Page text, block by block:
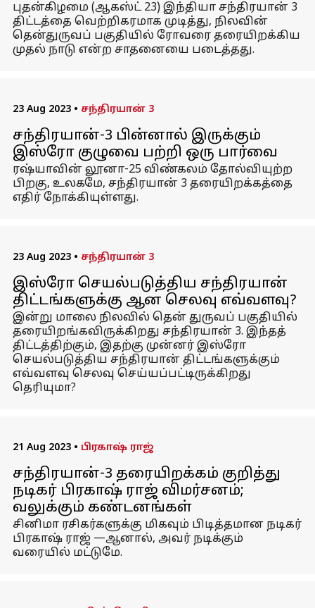
புதன்கிழமை (ஆகஸ்ட் 23) இந்தியா சந்திரயான் 3
திட்டத்தை வெற்றிகரமாக முடித்து, நிலவின்
தென்துருவப் பகுதியில் ரோவரை தரையிறக்கிய
முதல் நாடு என்ற சாதனையை படைத்தது.
23 Aug 2023 • சந்திரயான் 3
சந்திரயான்-3 பின்னால் இருக்கும்
இஸ்ரோ குழுவை பற்றி ஒரு பார்வை
ரஷ்யாவின் லூனா-25 விண்கலம் தோல்வியுற்ற
பிறகு, உலகமே, சந்திரயான் 3 தரையிறக்கத்தை
எதிர் நோக்கியுள்ளது.
23 Aug 2023 • சந்திரயான் 3
இஸ்ரோ செயல்படுத்திய சந்திரயான்
திட்டங்களுக்கு ஆன செலவு எவ்வளவு?
இன்று மாலை நிலவில் தென் துருவப் பகுதியில்
தரையிறங்கவிருக்கிறது சந்திரயான் 3. இந்தத்
திட்டத்திற்கும், இதற்கு முன்னர் இஸ்ரோ
செயல்படுத்திய சந்திரயான் திட்டங்களுக்கும்
எவ்வளவு செலவு செய்யப்பட்டிருக்கிறது
தெரியுமா?
21 Aug 2023 • பிரகாஷ் ராஜ்
சந்திரயான்-3 தரையிறக்கம் குறித்து
நடிகர் பிரகாஷ் ராஜ் விமர்சனம்;
வலுக்கும் கண்டனங்கள்
சினிமா ரசிகர்களுக்கு மிகவும் பிடித்தமான நடிகர்
பிரகாஷ் ராஜ் —ஆனால், அவர் நடிக்கும்
வரையில் மட்டுமே.